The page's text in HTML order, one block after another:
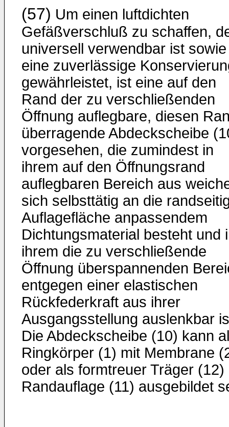
(57) Um einen luftdichten
Gefäßverschluß zu schaffen,
universell verwendbar ist sowie
eine zuverlässige
gewährleistet, ist eine auf den
Rand der zu verschließenden
Öffnung auflegbare, diesen
überragende Abdeckscheibe
vorgesehen, die zumindest in
ihrem auf den Öffnungsrand
auflegbaren Bereich aus
sich selbsttätig an die
Auflagefläche anpassendem
Dichtungsmaterial besteht und
ihrem die zu verschließende
Öffnung überspannenden
entgegen einer elastischen
Rückfederkraft aus ihrer
Ausgangsstellung auslenkbar
Die Abdeckscheibe (10) kann
Ringkörper (1) mit Membrane
oder als formtreuer Träger (12)
Randauflage (11) ausgebildet